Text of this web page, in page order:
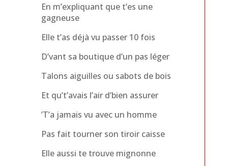
En m’expliquant que t’es une
gagneuse
Elle t’as déjà vu passer 10 fois
D’vant sa boutique d’un pas léger
Talons aiguilles ou sabots de bois
Et qu’t’avais l’air d’bien assurer
’T’a jamais vu avec un homme
Pas fait tourner son tiroir caisse
Elle aussi te trouve mignonne